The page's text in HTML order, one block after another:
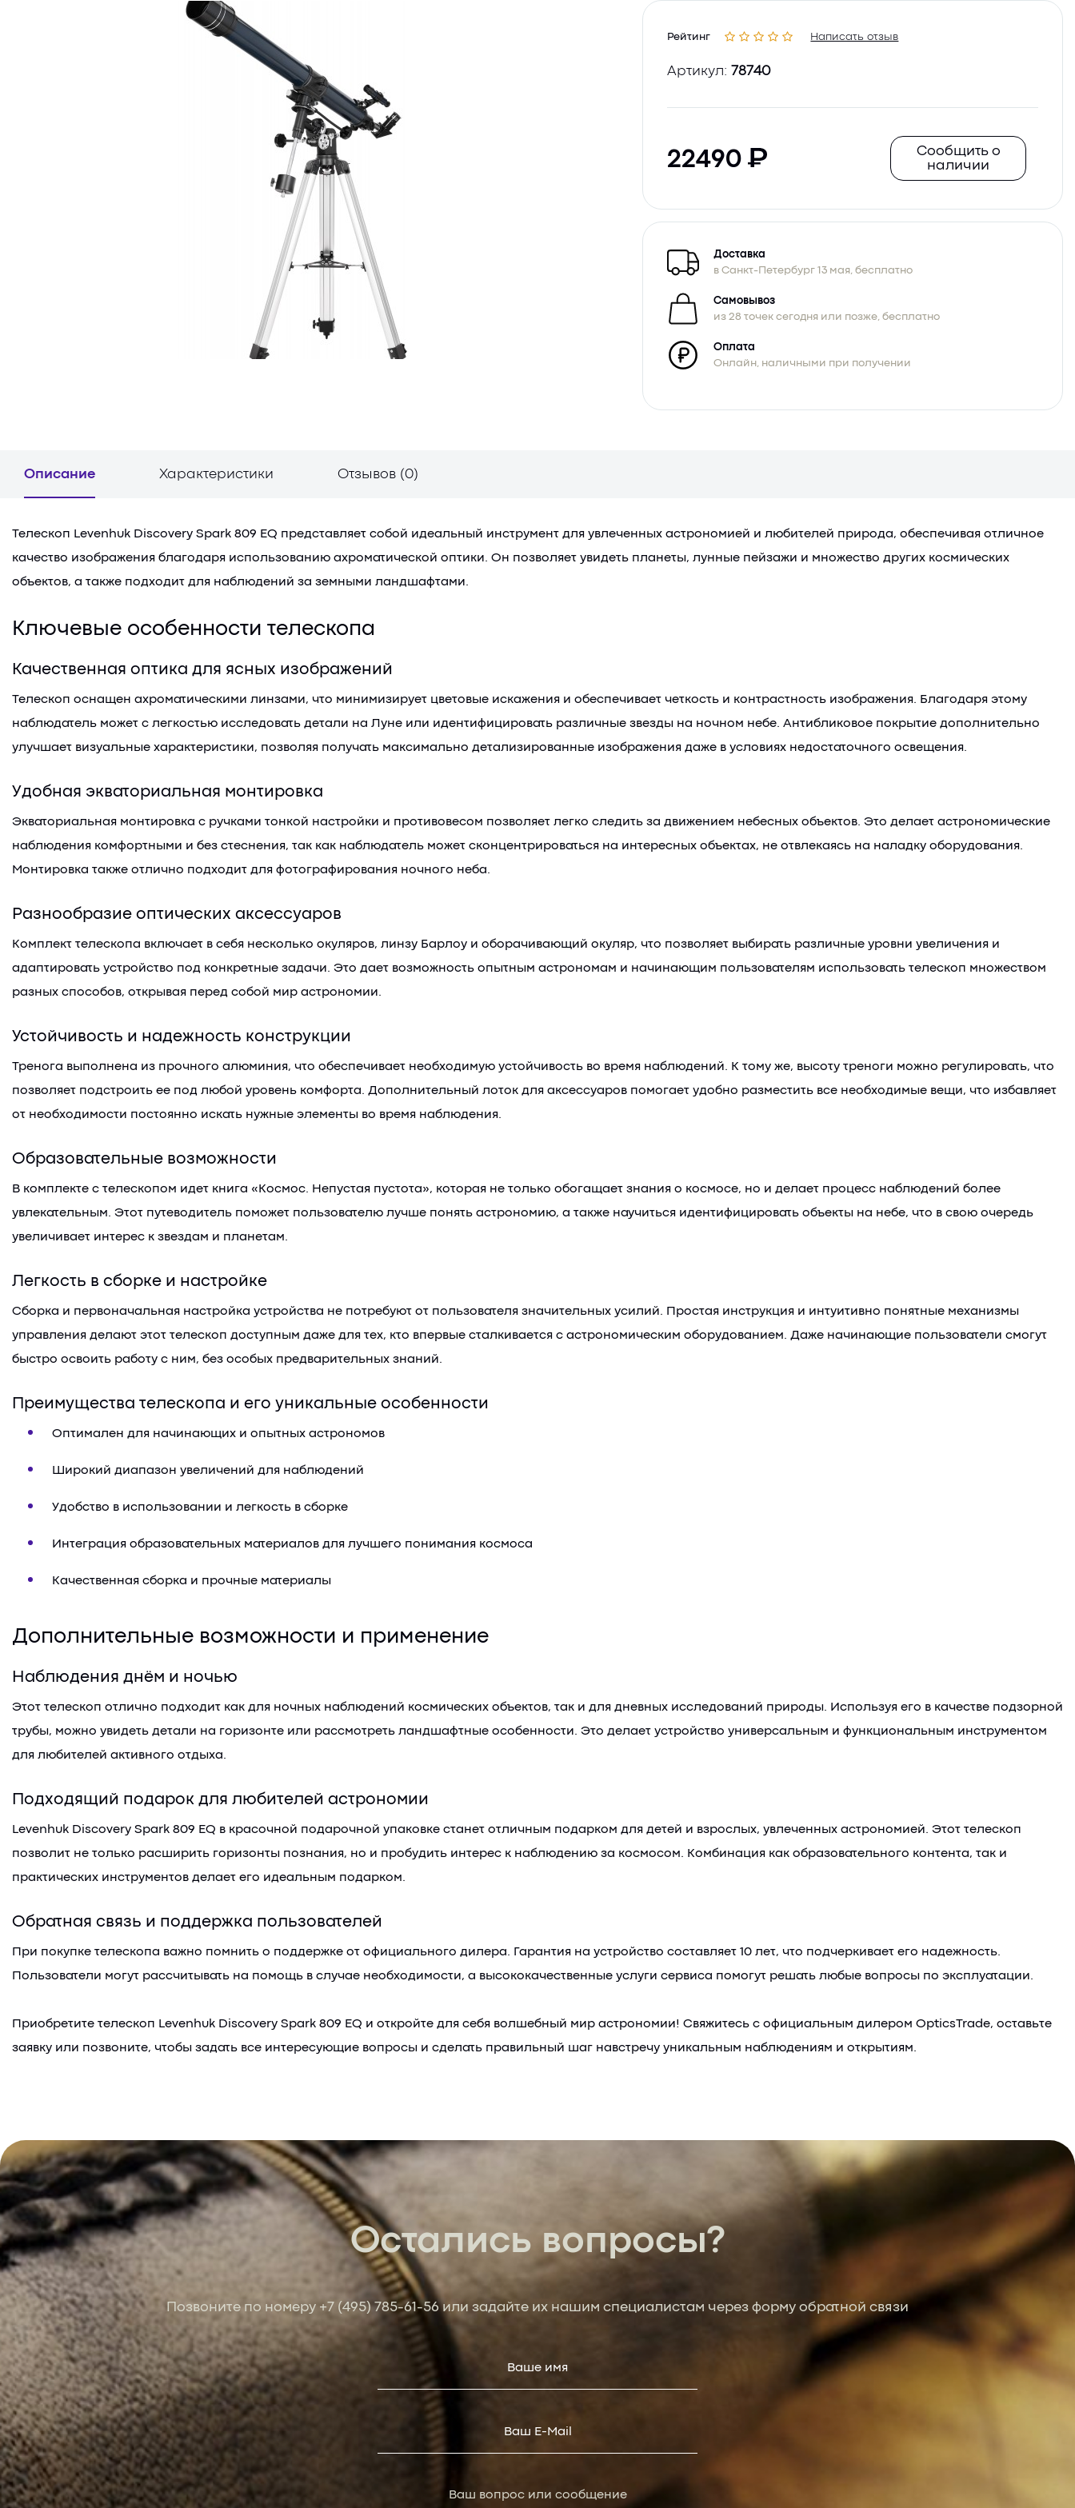
Рейтинг Написать отзыв
Артикул: 78740
22490
Сообщить о
наличии
Доставка
в Санкт-Петербург 13 мая, бесплатно
Самовывоз
из 28 точек сегодня или позже, бесплатно
Оплата
Онлайн, наличными при получении
Описание Характеристики Отзывов (0)
Телескоп Levenhuk Discovery Spark 809 EQ представляет собой идеальный инструмент для увлеченных астрономией и любителей природа, обеспечивая отличное
качество изображения благодаря использованию ахроматической оптики. Он позволяет увидеть планеты, лунные пейзажи и множество других космических
объектов, а также подходит для наблюдений за земными ландшафтами.
Ключевые особенности телескопа
Качественная оптика для ясных изображений
Телескоп оснащен ахроматическими линзами, что минимизирует цветовые искажения и обеспечивает четкость и контрастность изображения. Благодаря этому
наблюдатель может с легкостью исследовать детали на Луне или идентифицировать различные звезды на ночном небе. Антибликовое покрытие дополнительно
улучшает визуальные характеристики, позволяя получать максимально детализированные изображения даже в условиях недостаточного освещения.
Удобная экваториальная монтировка
Экваториальная монтировка с ручками тонкой настройки и противовесом позволяет легко следить за движением небесных объектов. Это делает астрономические
наблюдения комфортными и без стеснения, так как наблюдатель может сконцентрироваться на интересных объектах, не отвлекаясь на наладку оборудования.
Монтировка также отлично подходит для фотографирования ночного неба.
Разнообразие оптических аксессуаров
Комплект телескопа включает в себя несколько окуляров, линзу Барлоу и оборачивающий окуляр, что позволяет выбирать различные уровни увеличения и
адаптировать устройство под конкретные задачи. Это дает возможность опытным астрономам и начинающим пользователям использовать телескоп множеством
разных способов, открывая перед собой мир астрономии.
Устойчивость и надежность конструкции
Тренога выполнена из прочного алюминия, что обеспечивает необходимую устойчивость во время наблюдений. К тому же, высоту треноги можно регулировать, что
позволяет подстроить ее под любой уровень комфорта. Дополнительный лоток для аксессуаров помогает удобно разместить все необходимые вещи, что избавляет
от необходимости постоянно искать нужные элементы во время наблюдения.
Образовательные возможности
В комплекте с телескопом идет книга «Космос. Непустая пустота», которая не только обогащает знания о космосе, но и делает процесс наблюдений более
увлекательным. Этот путеводитель поможет пользователю лучше понять астрономию, а также научиться идентифицировать объекты на небе, что в свою очередь
увеличивает интерес к звездам и планетам.
Легкость в сборке и настройке
Сборка и первоначальная настройка устройства не потребуют от пользователя значительных усилий. Простая инструкция и интуитивно понятные механизмы
управления делают этот телескоп доступным даже для тех, кто впервые сталкивается с астрономическим оборудованием. Даже начинающие пользователи смогут
быстро освоить работу с ним, без особых предварительных знаний.
Преимущества телескопа и его уникальные особенности
Оптимален для начинающих и опытных астрономов
Широкий диапазон увеличений для наблюдений
Удобство в использовании и легкость в сборке
Интеграция образовательных материалов для лучшего понимания космоса
Качественная сборка и прочные материалы
Дополнительные возможности и применение
Наблюдения днём и ночью
Этот телескоп отлично подходит как для ночных наблюдений космических объектов, так и для дневных исследований природы. Используя его в качестве подзорной
трубы, можно увидеть детали на горизонте или рассмотреть ландшафтные особенности. Это делает устройство универсальным и функциональным инструментом
для любителей активного отдыха.
Подходящий подарок для любителей астрономии
Levenhuk Discovery Spark 809 EQ в красочной подарочной упаковке станет отличным подарком для детей и взрослых, увлеченных астрономией. Этот телескоп
позволит не только расширить горизонты познания, но и пробудить интерес к наблюдению за космосом. Комбинация как образовательного контента, так и
практических инструментов делает его идеальным подарком.
Обратная связь и поддержка пользователей
При покупке телескопа важно помнить о поддержке от официального дилера. Гарантия на устройство составляет 10 лет, что подчеркивает его надежность.
Пользователи могут рассчитывать на помощь в случае необходимости, а высококачественные услуги сервиса помогут решать любые вопросы по эксплуатации.
Приобретите телескоп Levenhuk Discovery Spark 809 EQ и откройте для себя волшебный мир астрономии! Свяжитесь с официальным дилером OpticsTrade, оставьте
заявку или позвоните, чтобы задать все интересующие вопросы и сделать правильный шаг навстречу уникальным наблюдениям и открытиям.
Остались вопросы?
Позвоните по номеру +7 (495) 785-61-56или задайте их нашим специалистам через форму обратной связи